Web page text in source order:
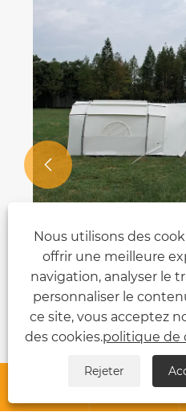
tempêtes ?
Voir plus >>

À propos de nous
Nous utilisons des
offrir une meilleure
navigation, analyser le
personnaliser le
ce site, vous acceptez
des cookies.politique de
Rejeter